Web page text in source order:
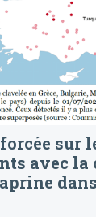
sur
avec la